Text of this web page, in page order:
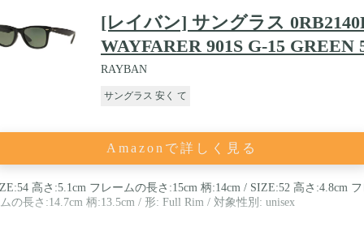
[レイバン] サングラス
WAYFARER 901S G-15 GREEN
RAYBAN
サングラス 安く て
Amazonで詳しく見る
高さ:5.1cm フレームの長さ:15cm 柄:14cm / SIZE:52 高さ:4.8cm フ
の長さ:14.7cm 柄:13.5cm / 形: Full Rim / 対象性別: unisex